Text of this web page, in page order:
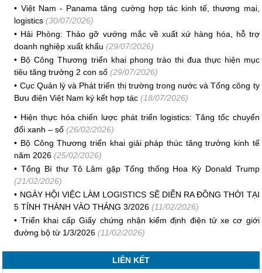
• Việt Nam - Panama tăng cường hợp tác kinh tế, thương mại,
logistics (30/07/2026)
• Hải Phòng: Tháo gỡ vướng mắc về xuất xứ hàng hóa, hỗ trợ
doanh nghiệp xuất khẩu (29/07/2026)
• Bộ Công Thương triển khai phong trào thi đua thực hiện mục
tiêu tăng trưởng 2 con số (29/07/2026)
• Cục Quản lý và Phát triển thị trường trong nước và Tổng công ty
Bưu điện Việt Nam ký kết hợp tác (18/07/2026)
• Hiện thực hóa chiến lược phát triển logistics: Tăng tốc chuyển
đổi xanh – số (26/02/2026)
• Bộ Công Thương triển khai giải pháp thúc tăng trưởng kinh tế
năm 2026 (25/02/2026)
•Tổng Bí thư Tô Lâm gặp Tổng thống Hoa Kỳ Donald Trump
(21/02/2026)
• NGÀY HỘI VIỆC LÀM LOGISTICS SẼ DIỄN RA ĐỒNG THỜI TẠI
5 TỈNH THÀNH VÀO THÁNG 3/2026 (11/02/2026)
• Triển khai cấp Giấy chứng nhận kiểm định điện tử xe cơ giới
đường bộ từ 1/3/2026 (11/02/2026)
LIÊN KẾT